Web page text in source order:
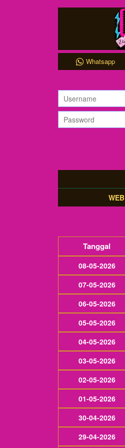
Whatsapp
WEB
Tanggal
08-05-2026
07-05-2026
06-05-2026
05-05-2026
04-05-2026
03-05-2026
02-05-2026
01-05-2026
30-04-2026
29-04-2026